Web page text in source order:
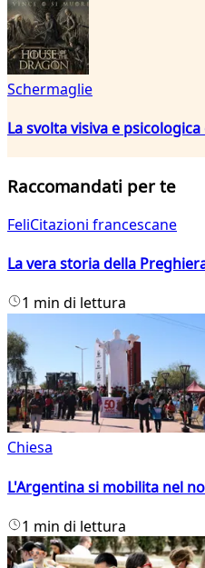
Schermaglie
La svolta visiva e
Raccomandati per te
FeliCitazioni francescane
La vera storia della
1 min di lettura
Chiesa
L'Argentina si mobilita nel
1 min di lettura